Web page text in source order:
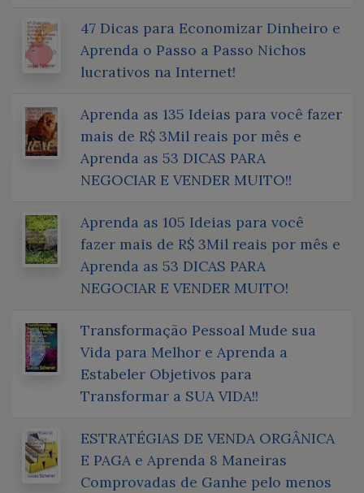
47 Dicas para Economizar Dinheiro e
Aprenda o Passo a Passo Nichos
lucrativos na Internet!
Aprenda as 135 Ideias para você fazer
mais de R$ 3Mil reais por mês e
Aprenda as 53 DICAS PARA
NEGOCIAR E VENDER MUITO!!
Aprenda as 105 Ideias para você
fazer mais de R$ 3Mil reais por mês e
Aprenda as 53 DICAS PARA
NEGOCIAR E VENDER MUITO!
Transformação Pessoal Mude sua
Vida para Melhor e Aprenda a
Estabeler Objetivos para
Transformar a SUA VIDA!!
ESTRATÉGIAS DE VENDA ORGÂNICA
E PAGA e Aprenda 8 Maneiras
Comprovadas de Ganhe pelo menos